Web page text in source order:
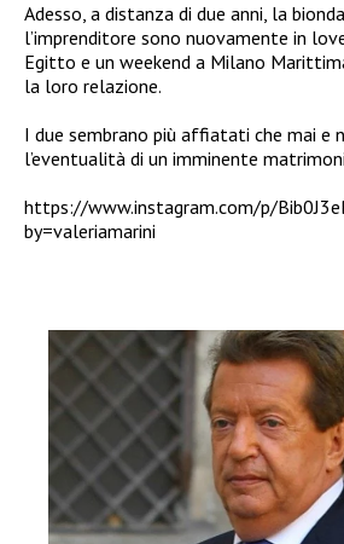
Adesso, a distanza di due anni, la
l’imprenditore sono nuovamente in
Egitto e un weekend a Milano
la loro relazione.
I due sembrano più affiatati che mai e
l’eventualità di un imminente
https://www.instagram.com/p/
by=valeriamarini